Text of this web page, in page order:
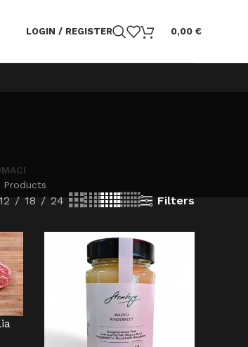
LOGIN / REGISTER 0,00 €
Products
18 24 Filters